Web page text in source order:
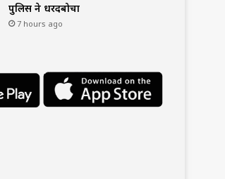
पुलिस ने धरदबोचा
7 hours ago